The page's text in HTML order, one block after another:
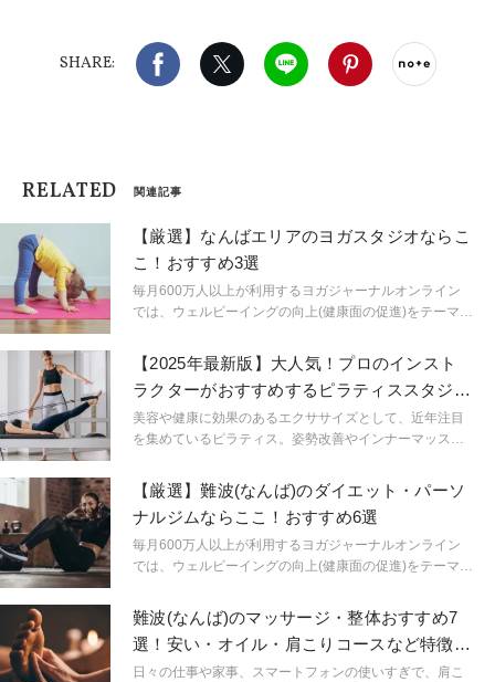
SHARE:
Facebook X（旧twitter）
LINE Pinterest
RELATED 関連記事
【厳選】なんばエリアのヨガスタジオならこ
こ！おすすめ3選
毎月600万人以上が利用するヨガジャーナルオンライン
では、ウェルビーイングの向上(健康面の促進)をテーマに
ジオをご紹介していきます。毎月のご予約枠数に限りが
ありますので、お早めにお申し込み下さいませ。
【2025年最新版】大人気！プロのインスト
ラクターがおすすめするピラティススタジオ
厳選8スタジオ
美容や健康に効果のあるエクササイズとして、近年注目
を集めているピラティス。姿勢改善やインナーマッスル
すが、初めて挑戦する方にとっては、スタジオ選びに悩
むことも少なくありません。ここでは2025年最新のピラ
ティススタジオの中からプロのインストラクターが厳選
した８教室を紹介します。皆さんが自信を持って選べる
ピラティススタジオを見つける手助けとなれば幸いで
【厳選】難波(なんば)のダイエット・パーソ
ナルジムならここ！おすすめ6選
毎月600万人以上が利用するヨガジャーナルオンライン
では、ウェルビーイングの向上(健康面の促進)をテーマに
レーニングジムをご紹介いたします。各ジムの特徴や料
金などがまとめられ、理想の体型や健康維持を目指す方
におすすめです。毎月の予約枠数に限りがありますの
で、お早めにお申込み下さい。
難波(なんば)のマッサージ・整体おすすめ7
選！安い・オイル・肩こりコースなど特徴も
紹介！
日々の仕事や家事、スマートフォンの使いすぎで、肩こ